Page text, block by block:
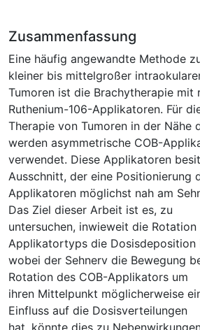
Zusammenfassung
Eine häufig angewandte Methode
kleiner bis mittelgroßer
Tumoren ist die Brachytherapie mit
Ruthenium-106-Applikatoren. Für
Therapie von Tumoren in der Nähe
werden asymmetrische COB-
verwendet. Diese Applikatoren
Ausschnitt, der eine Positionierung
Applikatoren möglichst nah am
Das Ziel dieser Arbeit ist es, zu
untersuchen, inwieweit die Rotation
Applikatortyps die Dosisdeposition
wobei der Sehnerv die Bewegung
Rotation des COB-Applikators um
ihren Mittelpunkt möglicherweise
Einfluss auf die Dosisverteilungen
hat, könnte dies zu